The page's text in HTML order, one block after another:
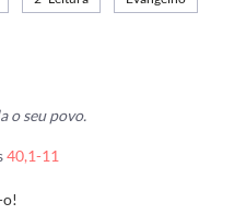
o seu povo.
40,1-11